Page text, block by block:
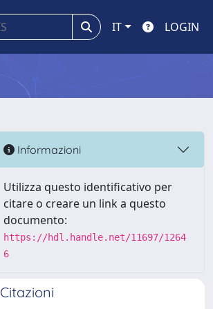
IT LOGIN
Informazioni
Utilizza questo identificativo per
citare o creare un link a questo
documento:
https://hdl.handle.net/11697/1264
6
Citazioni